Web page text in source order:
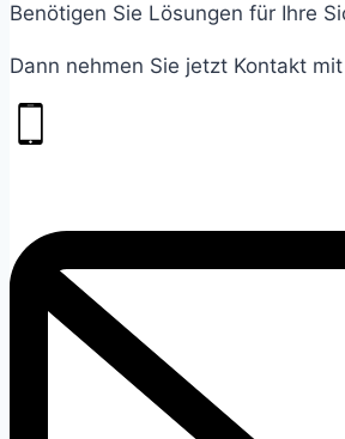
Benötigen Sie Lösungen für Ihre
Dann nehmen Sie jetzt Kontakt